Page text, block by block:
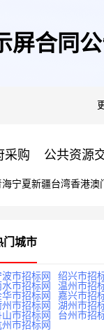
屏合同
采购 公共资源
海宁夏新疆台湾香港澳门
门城市
波市招标网
绍兴市招
水市招标网
温州市招
华市招标网
嘉兴市招
州市招标网
湖州市招
山市招标网
台州市招
州市招标网